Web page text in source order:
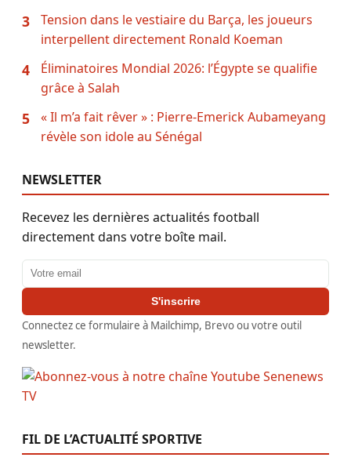
3
Tension dans le vestiaire du Barça, les joueurs
interpellent directement Ronald Koeman
4
Éliminatoires Mondial 2026: l’Égypte se qualifie
grâce à Salah
5
« Il m’a fait rêver » : Pierre-Emerick Aubameyang
révèle son idole au Sénégal
NEWSLETTER
Recevez les dernières actualités football
directement dans votre boîte mail.
Adresse email
S'inscrire
Connectez ce formulaire à Mailchimp, Brevo ou votre outil
newsletter.
FIL DE L’ACTUALITÉ SPORTIVE